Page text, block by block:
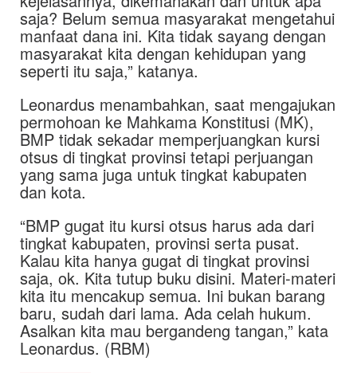
saja? Belum semua masyarakat mengetahui
manfaat dana ini. Kita tidak sayang dengan
masyarakat kita dengan kehidupan yang
seperti itu saja,” katanya.
Leonardus menambahkan, saat mengajukan
permohoan ke Mahkama Konstitusi (MK),
BMP tidak sekadar memperjuangkan kursi
otsus di tingkat provinsi tetapi perjuangan
yang sama juga untuk tingkat kabupaten
dan kota.
“BMP gugat itu kursi otsus harus ada dari
tingkat kabupaten, provinsi serta pusat.
Kalau kita hanya gugat di tingkat provinsi
saja, ok. Kita tutup buku disini. Materi-materi
kita itu mencakup semua. Ini bukan barang
baru, sudah dari lama. Ada celah hukum.
Asalkan kita mau bergandeng tangan,” kata
Leonardus. (RBM)